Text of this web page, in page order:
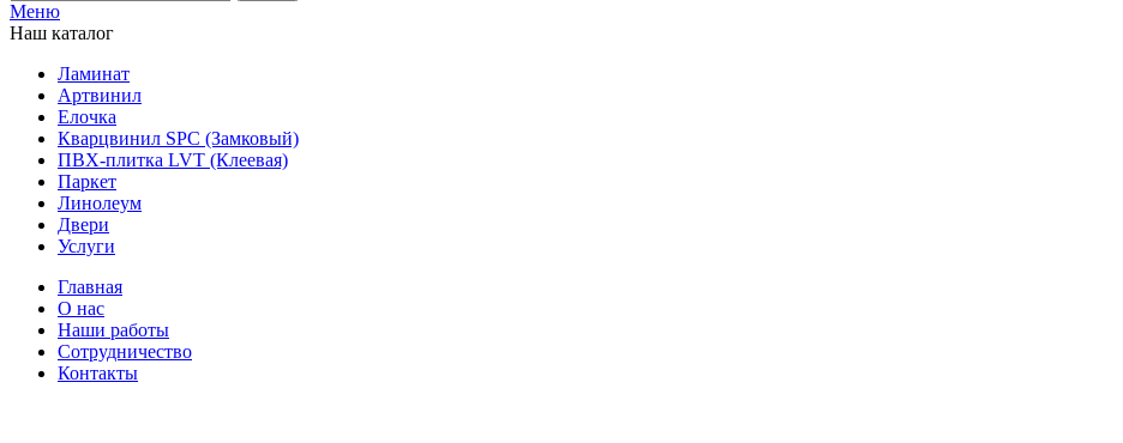
Меню
Наш каталог
Ламинат
Артвинил
Елочка
Кварцвинил SPC (Замковый)
ПВХ-плитка LVT (Клеевая)
Паркет
Линолеум
Двери
Услуги
Главная
О нас
Наши работы
Сотрудничество
Контакты